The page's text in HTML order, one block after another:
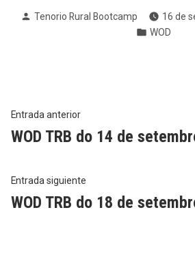
Publicado
Tenorio Rural Bootcamp
16 de
Publicado
WOD
Navegación
de
entradas
Entrada anteriorEntrada
anterior:
WOD TRB do 14 de
Entrada siguiente
siguiente:
WOD TRB do 18 de